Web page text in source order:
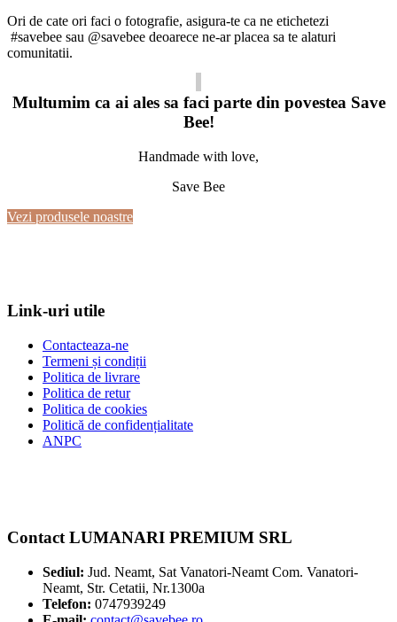
Ori de cate ori faci o fotografie, asigura-te ca ne etichetezi
#savebee sau @savebee deoarece ne-ar placea sa te alaturi
comunitatii.
Multumim ca ai ales sa faci parte din povestea Save
Bee!
Handmade with love,
Save Bee
Vezi produsele noastre
Link-uri utile
Contacteaza-ne
Termeni și condiții
Politica de livrare
Politica de retur
Politica de cookies
Politică de confidențialitate
ANPC
Contact LUMANARI PREMIUM SRL
Sediul: Jud. Neamt, Sat Vanatori-Neamt Com. Vanatori-
Neamt, Str. Cetatii, Nr.1300a
Telefon: 0747939249